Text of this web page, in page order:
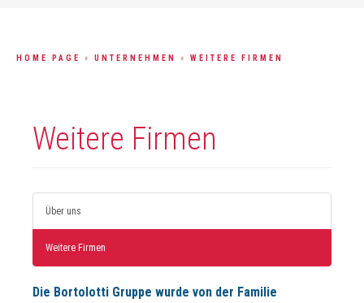
HOME PAGE » UNTERNEHMEN » WEITERE FIRMEN
Weitere Firmen
Über uns
Weitere Firmen
Die Bortolotti Gruppe wurde von der Familie